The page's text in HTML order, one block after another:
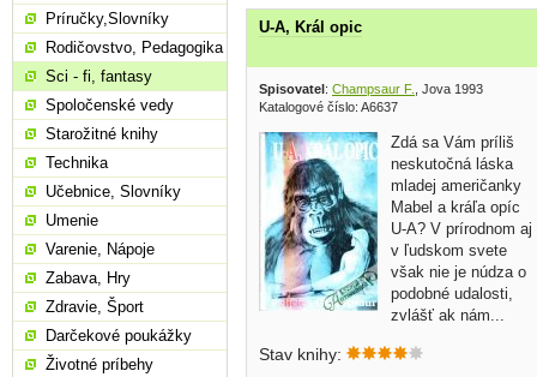
U-A, Král opic
Spisovatel: Champsaur F.
, Jova 1993
Katalogové číslo: A6637
Zdá sa Vám príliš
neskutočná láska
mladej američanky
Mabel a kráľa opíc
U-A? V prírodnom aj
v ľudskom svete
však nie je núdza o
podobné udalosti,
zvlášť ak nám...
Stav knihy:
Príručky,Slovníky
Rodičovstvo, Pedagogika
Sci - fi, fantasy
Spoločenské vedy
Starožitné knihy
Technika
Učebnice, Slovníky
Umenie
Varenie, Nápoje
Zabava, Hry
Zdravie, Šport
Darčekové poukážky
Životné príbehy